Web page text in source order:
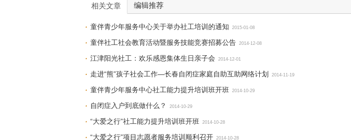
相关文章 编辑推荐
童伴青少年服务中心关于举办社工培训的通知 2015-01-08
童伴社工社会教育活动暨服务技能竞赛招募公告 2014-12-08
江津阳光社工：欢乐感恩集体生日亲子会 2014-12-01
走进“熊”孩子社会工作—长春自闭症家庭自助互助网络计划 2014-11-19
童伴青少年服务中心社工能力提升培训班开班 2014-10-29
自闭症入户到底做什么？ 2014-10-29
“大爱之行”社工能力提升培训班开班 2014-10-28
“大爱之行”项目志愿者服务培训顺利召开 2014-10-28